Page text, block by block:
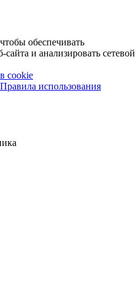
обеспечивать
и анализировать сетевой
cookie
Правила использования